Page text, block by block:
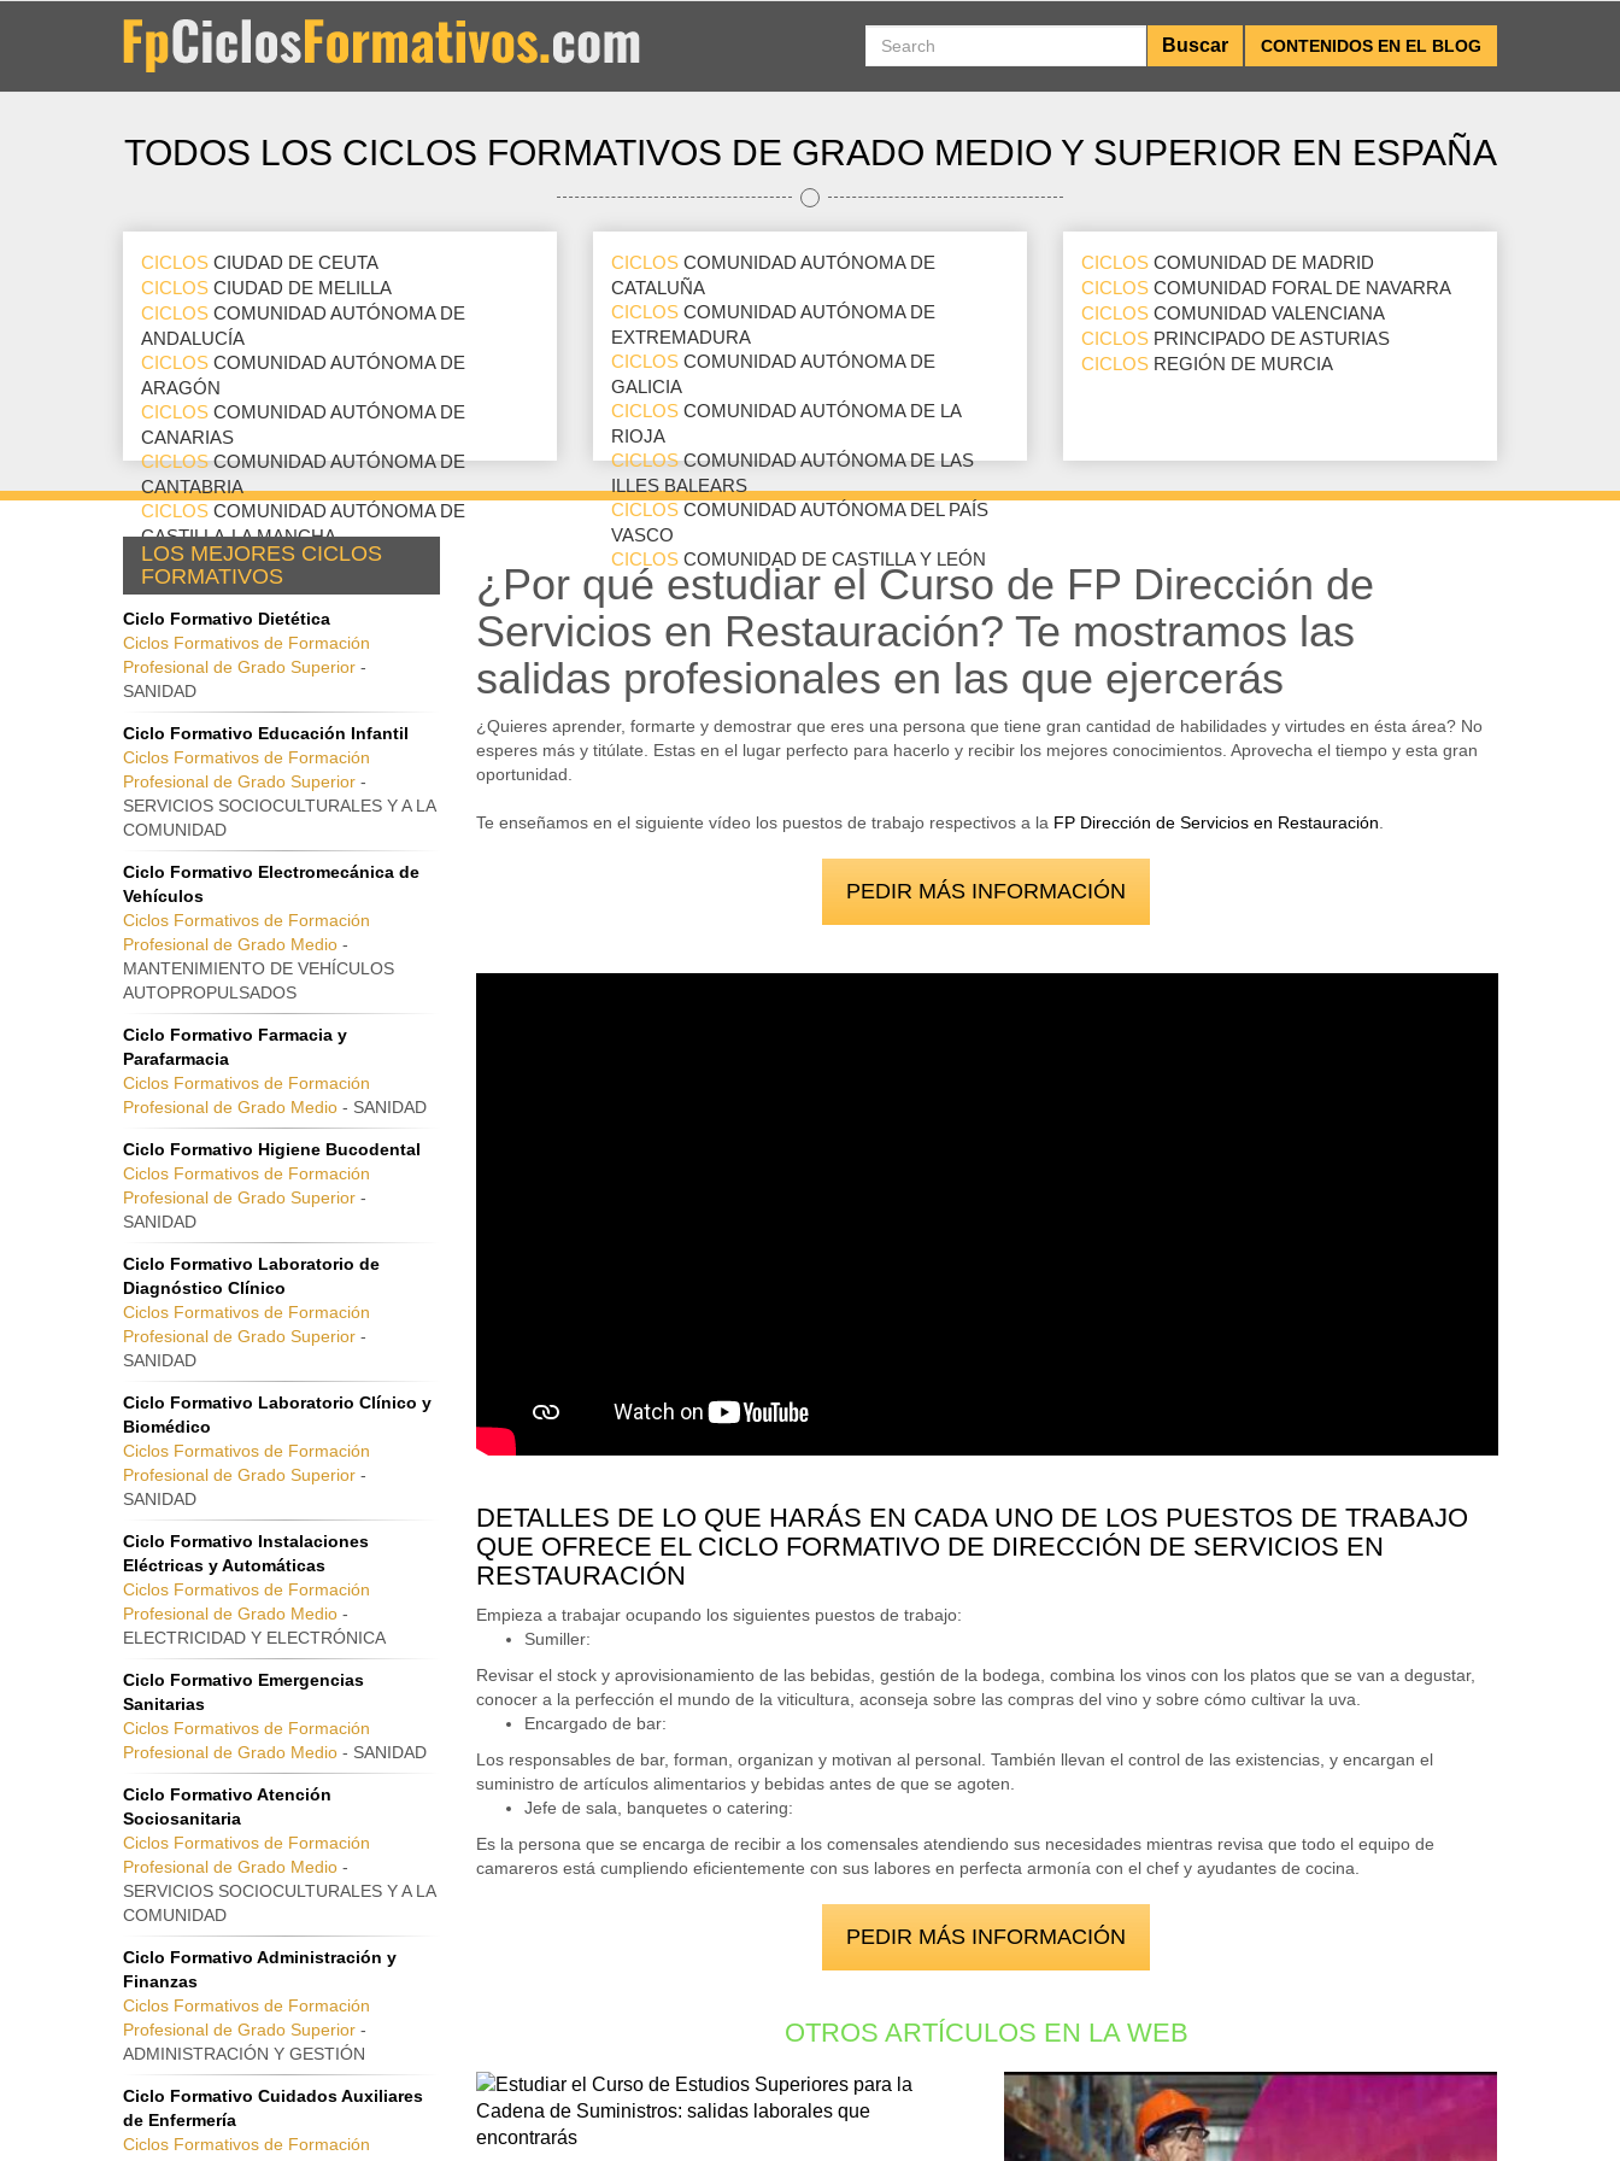
CONTENIDOS EN EL BLOG
TODOS LOS CICLOS FORMATIVOS DE GRADO MEDIO Y SUPERIOR EN ESPAÑA
CICLOS CIUDAD DE CEUTA
CICLOS CIUDAD DE MELILLA
CICLOS COMUNIDAD AUTÓNOMA DE
ANDALUCÍA
CICLOS COMUNIDAD AUTÓNOMA DE
ARAGÓN
CICLOS COMUNIDAD AUTÓNOMA DE
CANARIAS
CICLOSCOMUNIDAD AUTÓNOMA DE
CANTABRIA
CICLOS COMUNIDAD AUTÓNOMA DE
CASTILLA-LA MANCHA
CICLOS COMUNIDAD AUTÓNOMA DE
CATALUÑA
CICLOS COMUNIDAD AUTÓNOMA DE
EXTREMADURA
CICLOS COMUNIDAD AUTÓNOMA DE
GALICIA
CICLOS COMUNIDAD AUTÓNOMA DE LA
RIOJA
CICLOSCOMUNIDAD AUTÓNOMA DE LAS
ILLES BALEARS
CICLOS COMUNIDAD AUTÓNOMA DEL PAÍS
VASCO
CICLOS COMUNIDAD DE CASTILLA Y LEÓN
CICLOS COMUNIDAD DE MADRID
CICLOS COMUNIDAD FORAL DE NAVARRA
CICLOS COMUNIDAD VALENCIANA
CICLOS PRINCIPADO DE ASTURIAS
CICLOS REGIÓN DE MURCIA
¿Por qué estudiar el Curso de FP Dirección de
Servicios en Restauración? Te mostramos las
salidas profesionales en las que ejercerás
¿Quieres aprender, formarte y demostrar que eres una persona que tiene gran cantidad de habilidades y virtudes en ésta área? No
esperes más y titúlate. Estas en el lugar perfecto para hacerlo y recibir los mejores conocimientos. Aprovecha el tiempo y esta gran
oportunidad.
Te enseñamos en el siguiente vídeo los puestos de trabajo respectivos a la FP Dirección de Servicios en Restauración
PEDIR MÁS INFORMACIÓN
DETALLES DE LO QUE HARÁS EN CADA UNO DE LOS PUESTOS DE TRABAJO
QUE OFRECE EL CICLO FORMATIVO DE DIRECCIÓN DE SERVICIOS EN
RESTAURACIÓN
Empieza a trabajar ocupando los siguientes puestos de trabajo:
Sumiller:
Revisar el stock y aprovisionamiento de las bebidas, gestión de la bodega, combina los vinos con los platos que se van a degustar,
conocer a la perfección el mundo de la viticultura, aconseja sobre las compras del vino y sobre cómo cultivar la uva.
Encargado de bar:
Los responsables de bar, forman, organizan y motivan al personal. También llevan el control de las existencias, y encargan el
suministro de artículos alimentarios y bebidas antes de que se agoten.
Jefe de sala, banquetes o catering:
Es la persona que se encarga de recibir a los comensales atendiendo sus necesidades mientras revisa que todo el equipo de
camareros está cumpliendo eficientemente con sus labores en perfecta armonía con el chef y ayudantes de cocina.
PEDIR MÁS INFORMACIÓN
OTROS ARTÍCULOS EN LA WEB
LOS MEJORES CICLOS
FORMATIVOS
Ciclo Formativo Dietética
Ciclos Formativos de Formación
Profesional de Grado Superior -
SANIDAD
Ciclo Formativo Educación Infantil
Ciclos Formativos de Formación
Profesional de Grado Superior -
SERVICIOS SOCIOCULTURALES Y A LA
COMUNIDAD
Ciclo Formativo Electromecánica de
Vehículos
Ciclos Formativos de Formación
Profesional de Grado Medio -
MANTENIMIENTO DE VEHÍCULOS
AUTOPROPULSADOS
Ciclo Formativo Farmacia y
Parafarmacia
Ciclos Formativos de Formación
Profesional de Grado Medio - SANIDAD
Ciclo Formativo Higiene Bucodental
Ciclos Formativos de Formación
Profesional de Grado Superior -
SANIDAD
Ciclo Formativo Laboratorio de
Diagnóstico Clínico
Ciclos Formativos de Formación
Profesional de Grado Superior -
SANIDAD
Ciclo Formativo Laboratorio Clínico y
Biomédico
Ciclos Formativos de Formación
Profesional de Grado Superior -
SANIDAD
Ciclo Formativo Instalaciones
Eléctricas y Automáticas
Ciclos Formativos de Formación
Profesional de Grado Medio -
ELECTRICIDAD Y ELECTRÓNICA
Ciclo Formativo Emergencias
Sanitarias
Ciclos Formativos de Formación
Profesional de Grado Medio - SANIDAD
Ciclo Formativo Atención
Sociosanitaria
Ciclos Formativos de Formación
Profesional de Grado Medio -
SERVICIOS SOCIOCULTURALES Y A LA
COMUNIDAD
Ciclo Formativo Administración y
Finanzas
Ciclos Formativos de Formación
Profesional de Grado Superior -
ADMINISTRACIÓN Y GESTIÓN
Ciclo Formativo Cuidados Auxiliares
de Enfermería
Ciclos Formativos de Formación